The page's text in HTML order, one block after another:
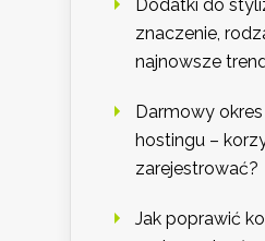
Dodatki do
znaczenie,
najnowsze
Darmowy
hostingu –
zarejestrować?
Jak poprawić